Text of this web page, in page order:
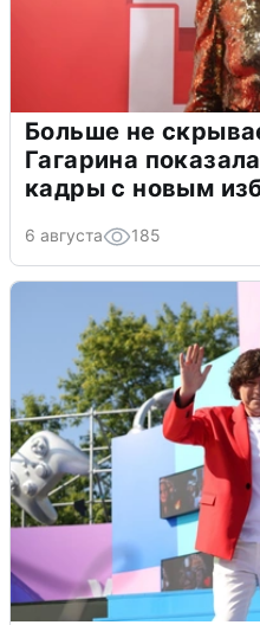
Больше не
Гагарина
кадры с новым
6 августа 185